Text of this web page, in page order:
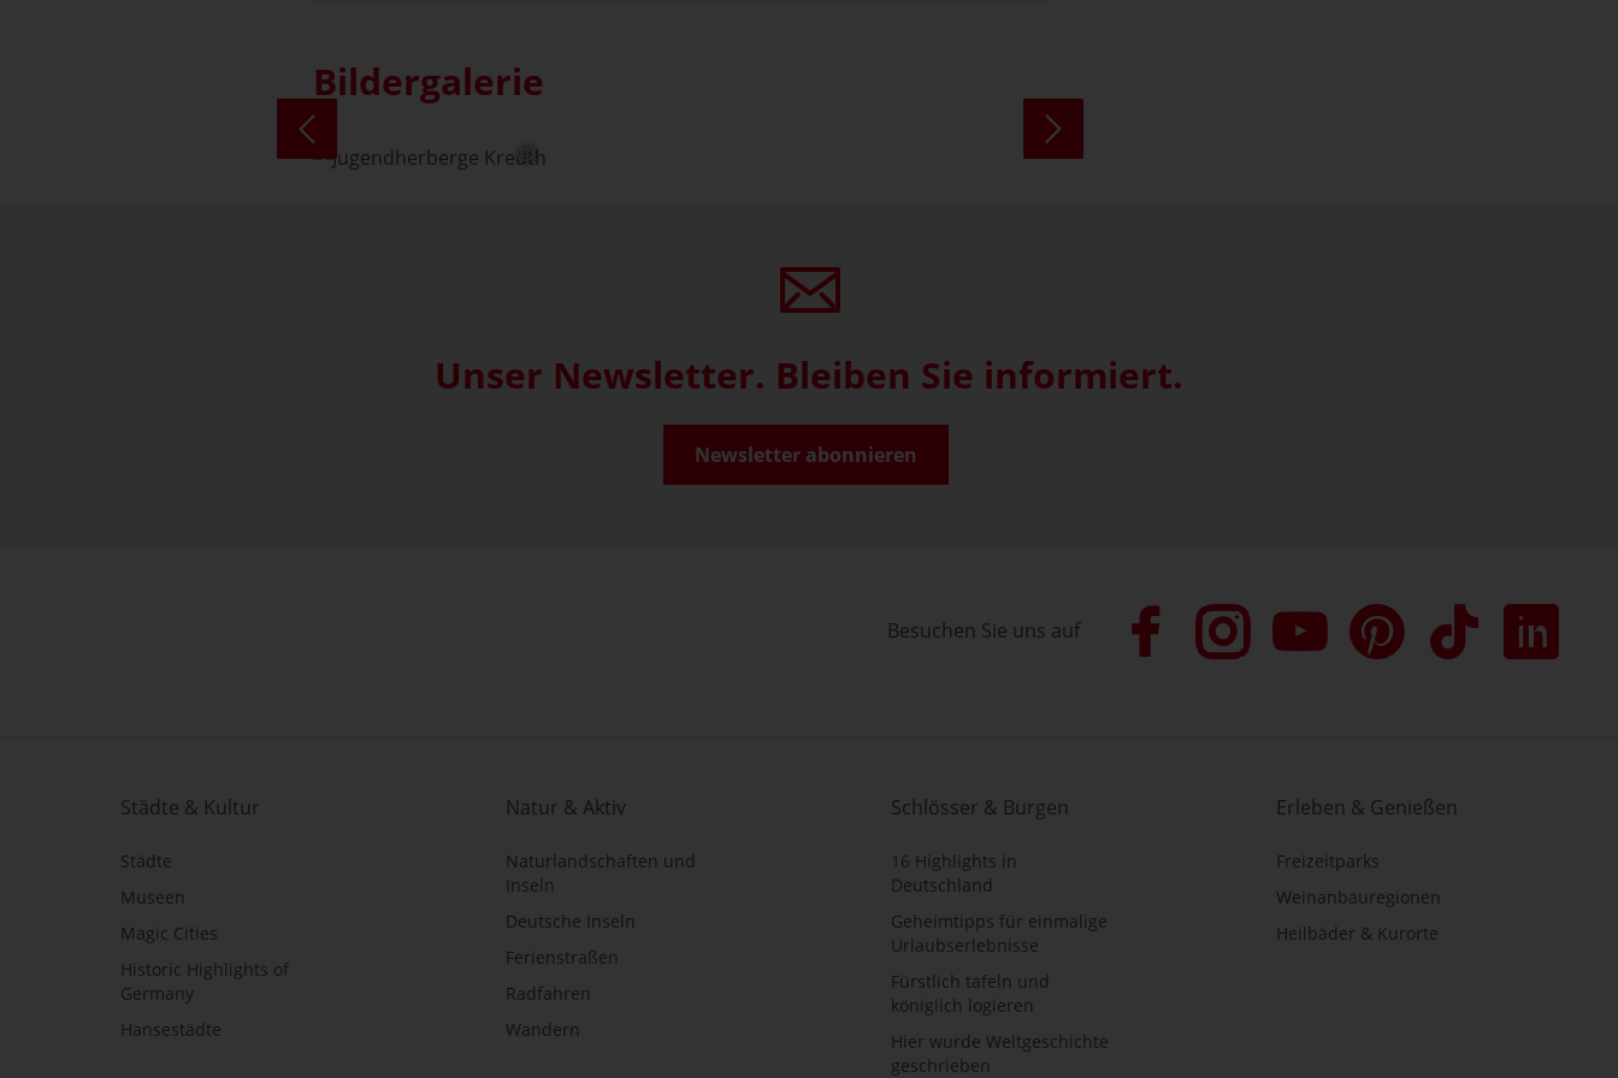
Sprache
Bildergalerie
Unser Newsletter. Bleiben Sie informiert.
Newsletter abonnieren
Besuchen Sie uns auf
Städte & Kultur
Städte
Museen
Magic Cities
Historic Highlights of
Germany
Hansestädte
Natur & Aktiv
Naturlandschaften und
Inseln
Deutsche Inseln
Ferienstraßen
Radfahren
Wandern
Schlösser & Burgen
16 Highlights in
Deutschland
Geheimtipps für einmalige
Urlaubserlebnisse
Fürstlich tafeln und
königlich logieren
Hier wurde Weltgeschichte
geschrieben
Erleben & Genießen
Freizeitparks
Weinanbauregionen
Heilbäder & Kurorte